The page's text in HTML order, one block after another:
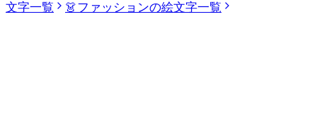
文字一覧
👗ファッションの絵文字一覧